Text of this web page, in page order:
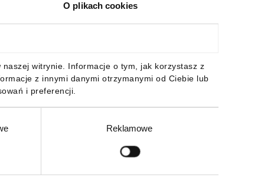
O plikach cookies
witrynie. Informacje o tym, jak korzystasz z
z innymi danymi otrzymanymi od Ciebie lub
i preferencji.
Reklamowe